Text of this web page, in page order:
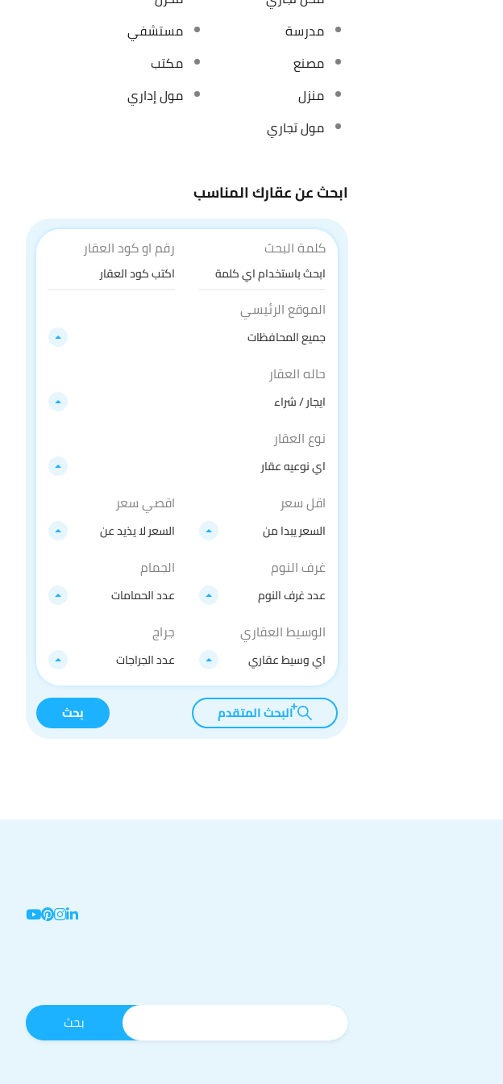
مدرسة
مستشفي
مصنع
مكتب
منزل
مول إداري
مول تجاري
ابحث عن عقارك المناسب
كلمة البحث رقم او كود العقار
الموقع الرئيسي
جميع المحافظات
حاله العقار
ايجار / شراء
نوع العقار
اي نوعيه عقار
اقل سعر
السعر يبدا من
اقصي سعر
السعر لا يذيد عن
غرف النوم
عدد غرف النوم
الجمام
عدد الحمامات
الوسيط العقاري
اي وسيط عقاري
جراج
عدد الجراجات
البحث المتقدم بحث